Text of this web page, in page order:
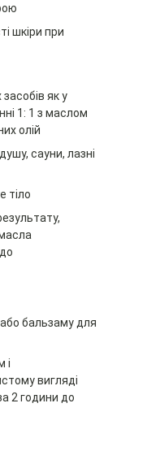
шкіри при
як у
1: 1 з маслом
олій
сауни, лазні
тіло
бальзаму для
і
вигляді
2 години до